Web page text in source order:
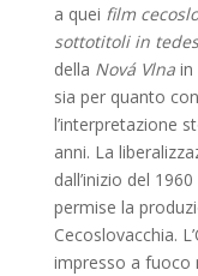
a quei film
sottotitoli in
della Nová Vlnain
sia per quanto
l’interpretazione
anni. La
dall’inizio del
permise la
Cecoslovacchia.
impresso a fuoco